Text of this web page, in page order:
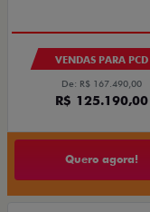
VENDAS PARA PCD
De: R$ 167.490,00
R$ 125.190,00
Quero agora!